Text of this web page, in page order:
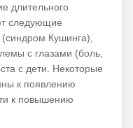
длительного
следующие
Кушинга),
с глазами (боль,
с дети. Некоторые
к появлению
к повышению